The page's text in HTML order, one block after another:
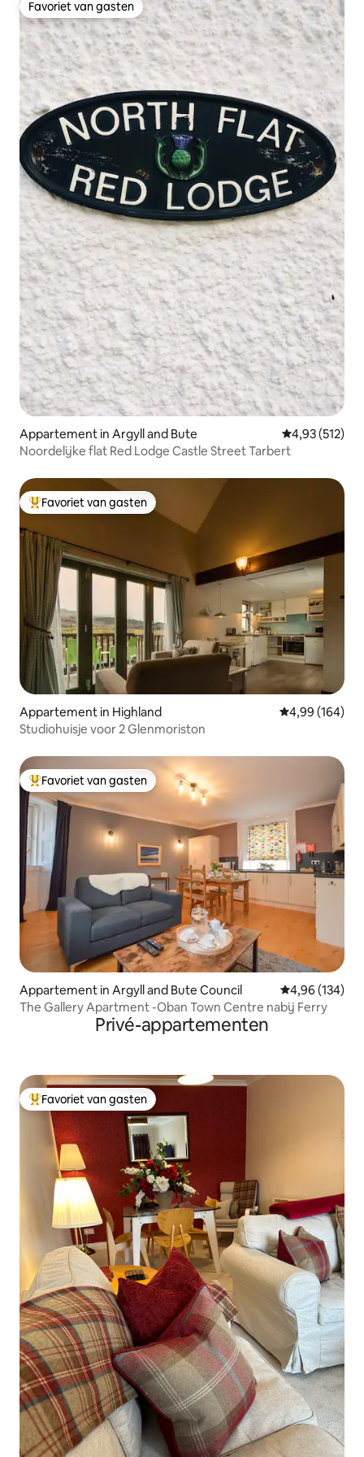
Favoriet van gasten
Favoriet van gasten
Appartement in Argyll and Bute Gemiddelde
4,93 (512)
Noordelijke flat Red Lodge Castle Street Tarbert
Topfavoriet van gasten
Favoriet van gasten
Appartement in Highland Gemiddelde
4,99 (164)
Studiohuisje voor 2 Glenmoriston
Topfavoriet van gasten
Favoriet van gasten
Appartement in Argyll and Bute Council Gemiddelde
4,96 (134)
The Gallery Apartment -Oban Town Centre nabij Ferry
Privé-appartementen
Topfavoriet van gasten
Favoriet van gasten